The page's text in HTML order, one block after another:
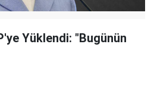
Yüklendi: "Bugünün